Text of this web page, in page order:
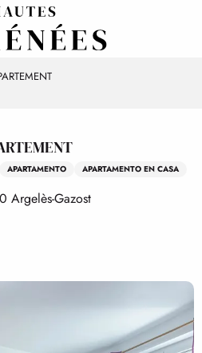
APARTAMENTO APARTAMENTO EN CASA
Argelès-Gazost